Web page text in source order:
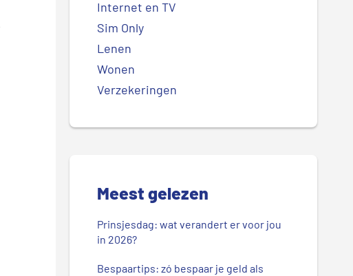
Internet en TV
Sim Only
Lenen
Wonen
Verzekeringen
Meest gelezen
Prinsjesdag: wat verandert er voor jou
in 2026?
Bespaartips: zó bespaar je geld als